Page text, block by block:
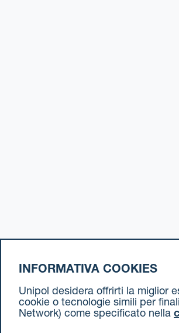
INFORMATIVA COOKIES
Unipol desidera offrirti la miglior
cookie o tecnologie simili per
Network) come specificato nella